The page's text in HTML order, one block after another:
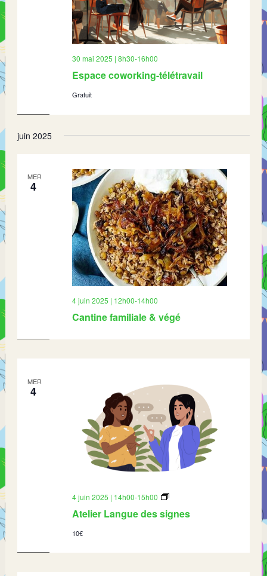
Espace coworking-télétravail
30 mai 2025 | 8h30-16h00
Gratuit
juin 2025
MER
4
Cantine familiale & végé
4 juin 2025 | 12h00-14h00
MER
4
Atelier Langue des signes
4 juin 2025 | 14h00-15h00
Atelier
des
10€